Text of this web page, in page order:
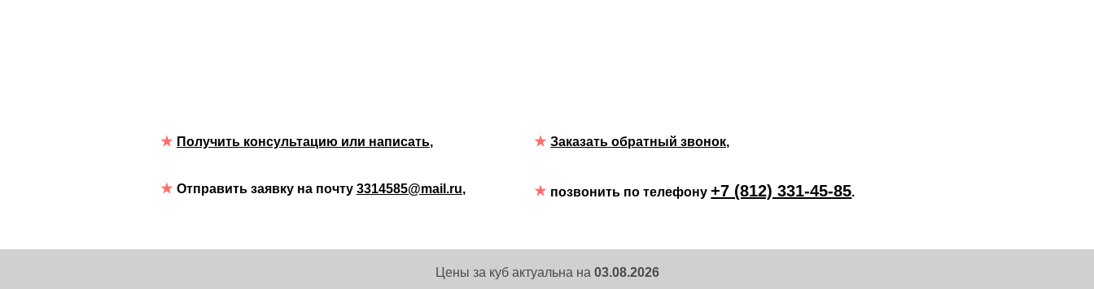
Получить консультацию или написать, Заказать обратный звонок,
Отправить заявку на почту 3314585@mail.ru, позвонить по телефону+7 (812) 331-45-85.
Цены за куб актуальна на 03.08.2026